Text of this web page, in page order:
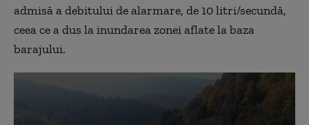
admisă a debitului de alarmare, de 10 litri/secundă,
ceea ce a dus la inundarea zonei aflate la baza
barajului.